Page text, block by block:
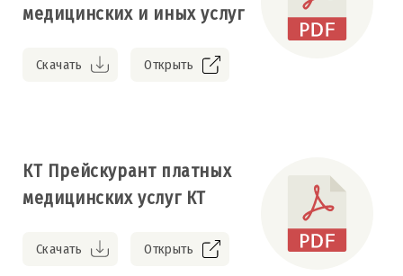
медицинских и иных услуг
Скачать Открыть
КТ Прейскурант платных
медицинских услуг КТ
Скачать Открыть